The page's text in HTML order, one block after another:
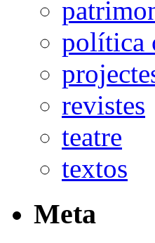
política
revistes
teatre
textos
Meta